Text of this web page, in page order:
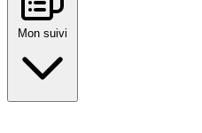
Mon suivi